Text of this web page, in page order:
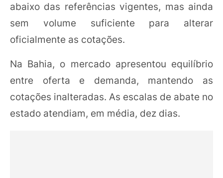
abaixo das referências vigentes, mas ainda
sem volume suficiente para alterar
oficialmente as cotações.
Na Bahia, o mercado apresentou equilíbrio
entre oferta e demanda, mantendo as
cotações inalteradas. As escalas de abate no
estado atendiam, em média, dez dias.